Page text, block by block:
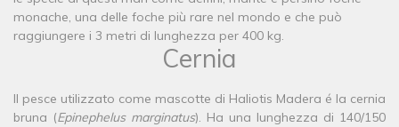
monache, una delle foche più rare nel mondo e che può
raggiungere i 3 metri di lunghezza per 400 kg.
Cernia
Il pesce utilizzato come mascotte di Haliotis Madera é la cernia
bruna (Epinephelus marginatus). Ha una lunghezza di 140/150